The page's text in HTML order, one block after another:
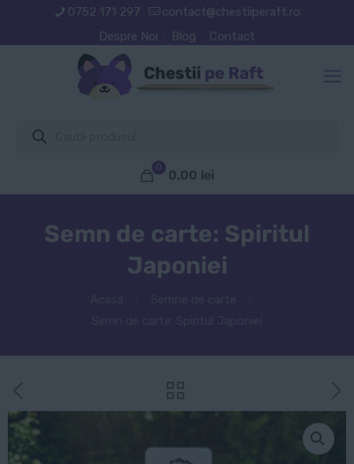
0752 171 297
contact@chestiiperaft.ro
Despre Noi
Blog Contact
search
0
0,00 lei
Semn de carte: Spiritul
Japoniei